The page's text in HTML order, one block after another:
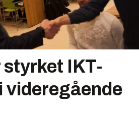
IKT-
videregående